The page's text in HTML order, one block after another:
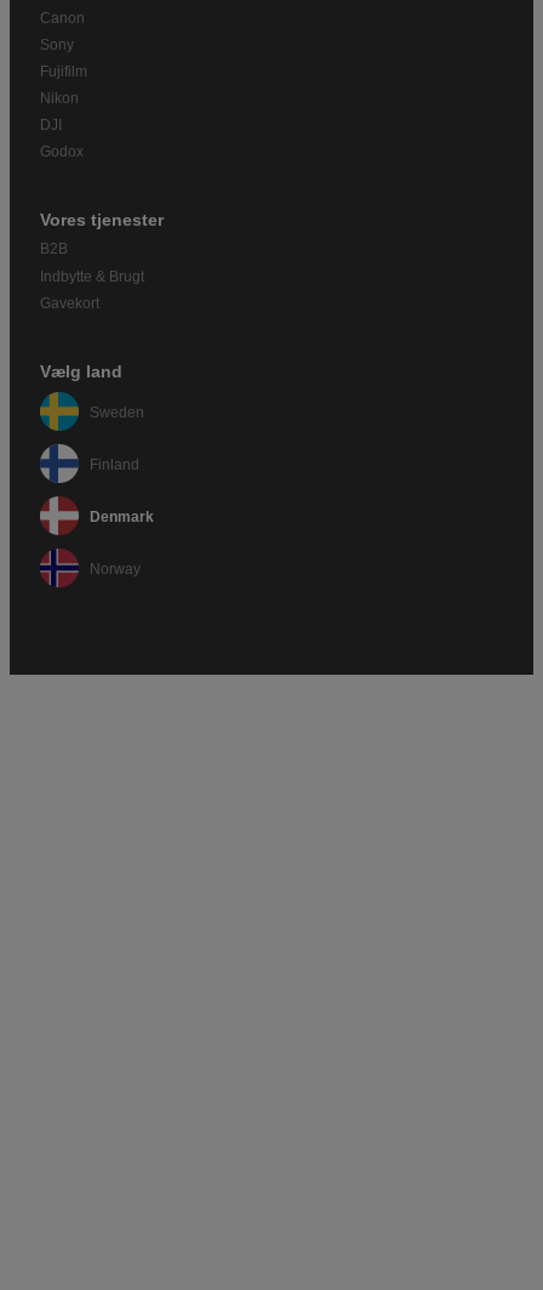
Canon
Sony
Fujifilm
Nikon
DJI
Godox
Vores tjenester
B2B
Indbytte & Brugt
Gavekort
Vælg land
Sweden
Finland
Denmark
Norway